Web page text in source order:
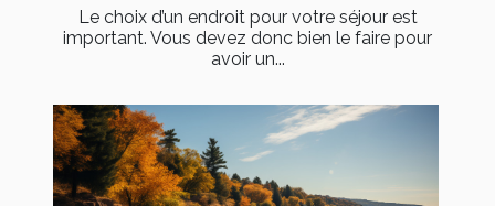
Le choix d’un endroit pour votre séjour est
important. Vous devez donc bien le faire pour
avoir un...